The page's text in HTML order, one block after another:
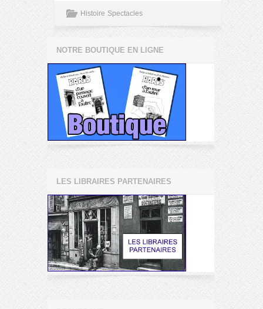
Histoire Spectacles
NOTRE BOUTIQUE EN LIGNE
LES LIBRAIRES PARTENAIRES